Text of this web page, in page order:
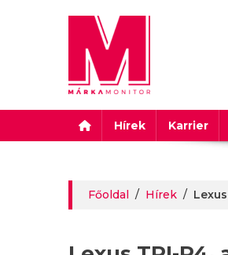
Hírek Karrier
Főoldal / Hírek /